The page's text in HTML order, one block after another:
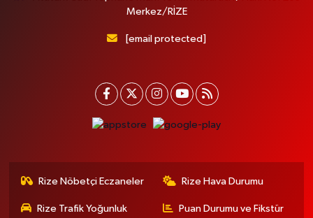
Merkez/RİZE
[email protected]
Rize Nöbetçi Eczaneler Rize Hava Durumu
Rize Trafik Yoğunluk
Puan Durumu ve Fikstür